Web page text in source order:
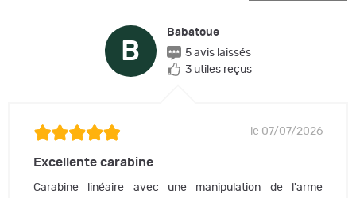
B
Babatoue
5 avis laissés
3 utiles reçus
le 07/07/2026
Excellente carabine
Carabine linéaire avec une manipulation de l'arme